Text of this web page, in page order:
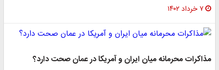
۷ خرداد ۱۴۰۲
مذاکرات محرمانه میان ایران و آمریکا در عمان صحت دارد؟